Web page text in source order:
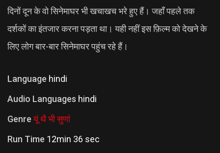
दिनों दून के वो सिनेमाघर भी खचाखच भरे हुए हैं। जहाँ पहले तक
दर्शकों का इंतजार करना पड़ता था। यही नहीं इस फ़िल्म को देखने के
लिए लोग बार-बार सिनेमाघर पहुंच रहे हैं।
Language hindi
Audio Languages hindi
Genre यूं थै भी सुणां
Run Time 12min 36 sec